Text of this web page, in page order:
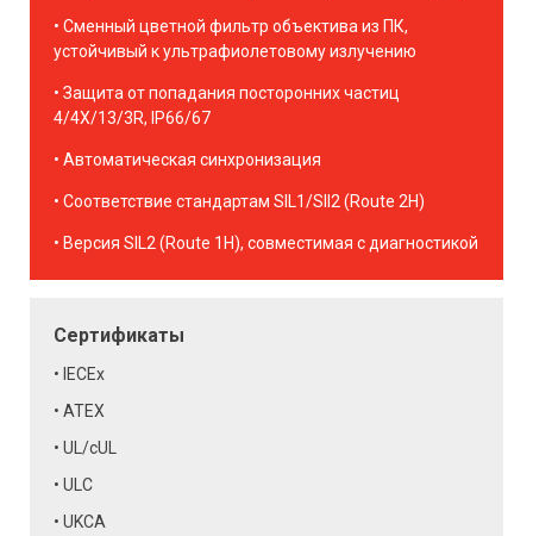
Сменный цветной фильтр объектива из ПК,
устойчивый к ультрафиолетовому излучению
Защита от попадания посторонних частиц
4/4X/13/3R, IP66/67
Автоматическая синхронизация
Соответствие стандартам SIL1/SIl2 (Route 2H)
Версия SIL2 (Route 1H), совместимая с диагностикой
Сертификаты
IECEx
ATEX
UL/cUL
ULC
UKCA